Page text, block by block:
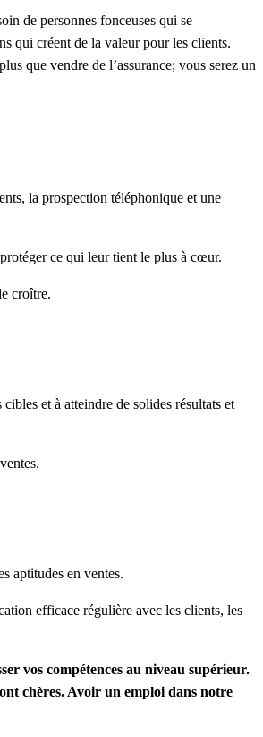
de personnes fonceuses qui se
qui créent de la valeur pour les clients.
que vendre de l’assurance; vous serez un
la prospection téléphonique et une
ce qui leur tient le plus à cœur.
croître.
et à atteindre de solides résultats et
aptitudes en ventes.
efficace régulière avec les clients, les
vos compétences au niveau supérieur.
chères. Avoir un emploi dans notre